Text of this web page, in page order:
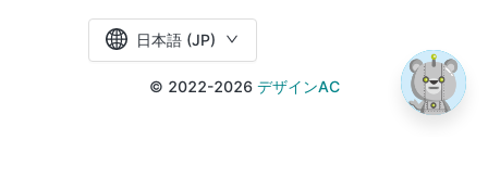
日本語 (JP)
© 2022-2026 デザインAC